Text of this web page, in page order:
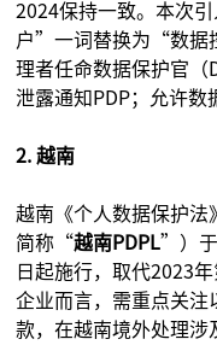
2024保持一致。本次
户”一词替换为“数据
理者任命数据保护官（
泄露通知PDP；允许数
2. 越南
越南《个人数据保护
简称“越南PDPL”）于
日起施行，取代2023
企业而言，需重点关注
款，在越南境外处理涉